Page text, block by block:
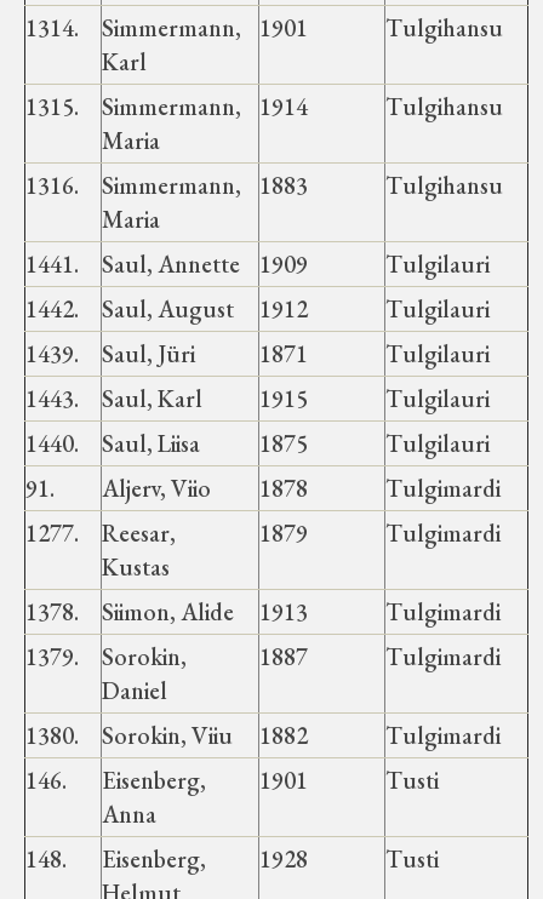
1314.
Simmermann,
Karl
1901 Tulgihansu
1315.
Simmermann,
Maria
1914 Tulgihansu
1316.
Simmermann,
Maria
1883 Tulgihansu
1441. Saul, Annette 1909
Tulgilauri
1442.
Saul, August 1912
Tulgilauri
1439.
Saul, Jüri 1871
Tulgilauri
1443.
Saul, Karl 1915
Tulgilauri
1440.
Saul, Liisa 1875
Tulgilauri
91.
Aljerv, Viio 1878
Tulgimardi
1277.
Reesar,
Kustas
1879 Tulgimardi
1378. Siimon, Alide 1913
Tulgimardi
1379.
Sorokin,
Daniel
1887 Tulgimardi
1380. Sorokin, Viiu 1882
Tulgimardi
146.
Eisenberg,
Anna
1901 Tusti
148.
Eisenberg,
1928 Tusti